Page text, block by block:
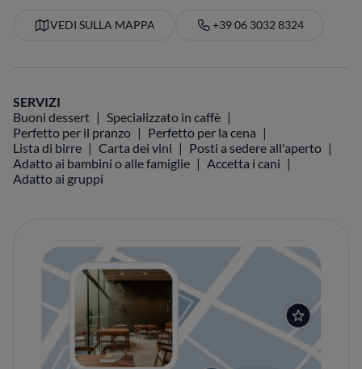
VEDI SULLA MAPPA +39 06 3032 8324
SERVIZI
Buoni dessert
Specializzato in caffè
Perfetto per il pranzo
Perfetto per la cena
Lista di birre
Carta dei vini
Posti a sedere all'aperto
Adatto ai bambini o alle famiglie
Accetta i cani
Adatto ai gruppi